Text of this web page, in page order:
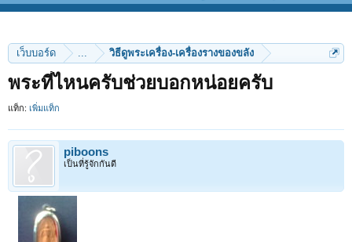
เว็บบอร์ด ... วิธีดูพระเครื่อง-เครื่องรางของขลัง
พระที่ไหนครับช่วยบอกหน่อยครับ
แท็ก: เพิ่มแท็ก
piboons
เป็นที่รู้จักกันดี